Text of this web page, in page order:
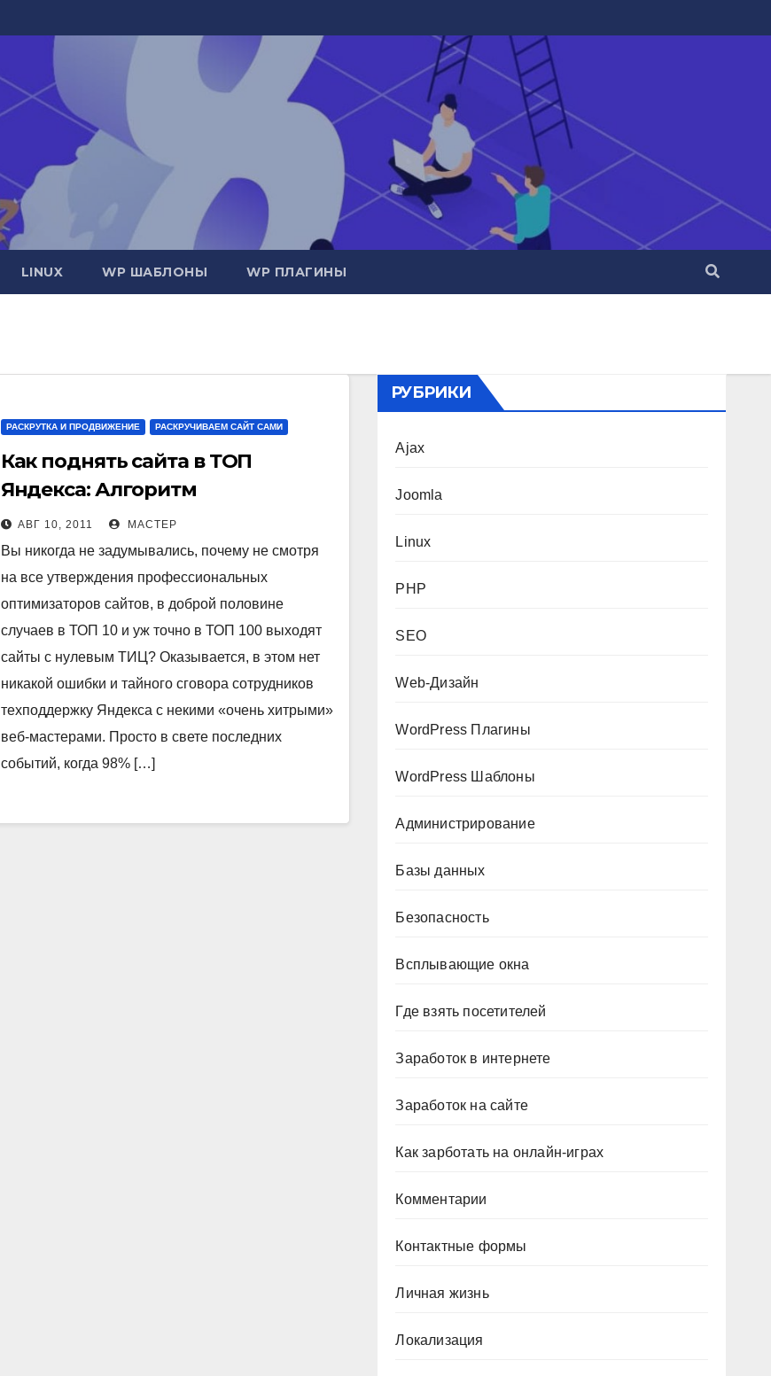
LINUX WP ШАБЛОНЫ WP ПЛАГИНЫ
РАСКРУТКА И ПРОДВИЖЕНИЕ РАСКРУЧИВАЕМ САЙТ САМИ
Как поднять сайта в ТОП
Яндекса: Алгоритм
ранжирования в поисковых
выдачах Яндекс.
АВГ 10, 2011 МАСТЕР
Вы никогда не задумывались, почему не смотря
на все утверждения профессиональных
оптимизаторов сайтов, в доброй половине
случаев в ТОП 10 и уж точно в ТОП 100 выходят
сайты с нулевым ТИЦ? Оказывается, в этом нет
никакой ошибки и тайного сговора сотрудников
техподдержку Яндекса с некими «очень хитрыми»
веб-мастерами. Просто в свете последних
событий, когда 98% […]
РУБРИКИ
Ajax
Joomla
Linux
PHP
SEO
Web-Дизайн
WordPress Плагины
WordPress Шаблоны
Администрирование
Базы данных
Безопасность
Всплывающие окна
Где взять посетителей
Заработок в интернете
Заработок на сайте
Как зарботать на онлайн-играх
Комментарии
Контактные формы
Личная жизнь
Локализация